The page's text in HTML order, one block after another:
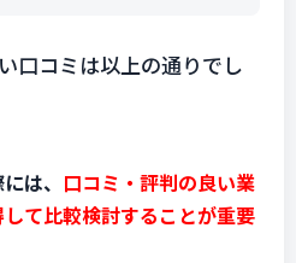
口コミは以上の通りでし
は、 口コミ・評判の良い業
て比較検討することが重要